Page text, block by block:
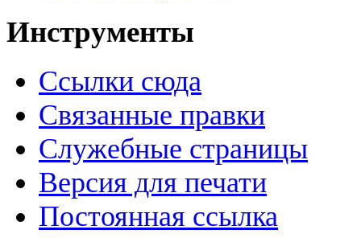
Инструменты
Ссылки сюда
Связанные правки
Служебные страницы
Версия для печати
Постоянная ссылка